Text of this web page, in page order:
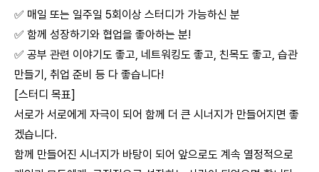
✅ 매일 또는 일주일 5회이상 스터디가 가능하신 분
✅ 함께 성장하기와 협업을 좋아하는 분!
✅ 공부 관련 이야기도 좋고, 네트워킹도 좋고, 친목도 좋고, 습관
만들기, 취업 준비 등 다 좋습니다!
[스터디 목표]
서로가 서로에게 자극이 되어 함께 더 큰 시너지가 만들어지면 좋
겠습니다.
함께 만들어진 시너지가 바탕이 되어 앞으로도 계속 열정적으로